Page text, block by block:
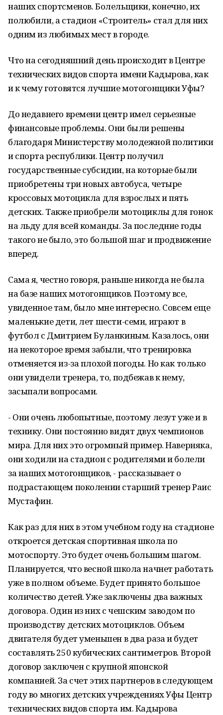
наших спортсменов. Болельщики, конечно, их
полюбили, а стадион «Строитель» стал для них
одним из любимых мест в городе.
Что на сегодняшний день происходит в Центре
технических видов спорта имени Кадырова, как
и к чему готовятся лучшие мотогонщики Уфы?
До недавнего времени центр имел серьезные
финансовые проблемы. Они были решены
благодаря Министерству молодежной политики
и спорта республики. Центр получил
государственные субсидии, на которые были
приобретены три новых автобуса, четыре
кроссовых мотоцикла для взрослых и пять
детских. Также приобрели мотоциклы для гонок
на льду для всей команды. За последние годы
такого не было, это большой шаг и продвижение
вперед.
Сама я, честно говоря, раньше никогда не была
на базе наших мотогонщиков. Поэтому все,
увиденное там, было мне интересно. Совсем еще
маленькие дети, лет шести-семи, играют в
футбол с Дмитрием Буланкиным. Казалось, они
на некоторое время забыли, что тренировка
отменяется из-за плохой погоды. Но как только
они увидели тренера, то, подбежав к нему,
засыпали вопросами.
- Они очень любопытные, поэтому лезут уже и в
технику. Они постоянно видят двух чемпионов
мира. Для них это огромный пример. Наверняка,
они ходили на стадион с родителями и болели
за наших мотогонщиков, - рассказывает о
подрастающем поколении старший тренер Раис
Мустафин.
Как раз для них в этом учебном году на стадионе
откроется детская спортивная школа по
мотоспорту. Это будет очень большим шагом.
Планируется, что весной школа начнет работать
уже в полном объеме. Будет принято большое
количество детей. Уже заключены два важных
договора. Один из них с чешским заводом по
производству детских мотоциклов. Объем
двигателя будет уменьшен в два раза и будет
составлять 250 кубических сантиметров. Второй
договор заключен с крупной японской
компанией. За счет этих партнеров в следующем
году во многих детских учреждениях Уфы Центр
технических видов спорта им. Кадырова